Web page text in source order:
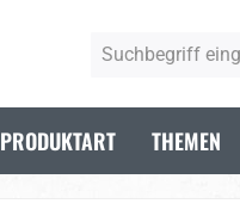
PRODUKTART THEMEN